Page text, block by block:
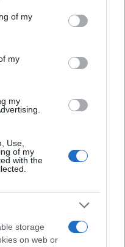
of my
my
my
Use,
of my
with the
storage
on web or